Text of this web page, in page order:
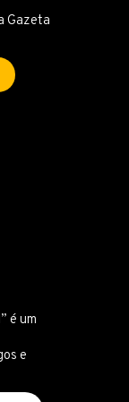
Gazeta
é um
e